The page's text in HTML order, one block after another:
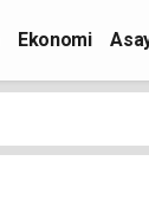
Ekonomi